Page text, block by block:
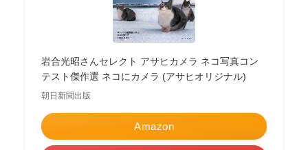
岩合光昭さんセレクト アサヒカメラ ネコ写真コン
テスト傑作選 ネコにカメラ (アサヒオリジナル)
朝日新聞出版
Amazon